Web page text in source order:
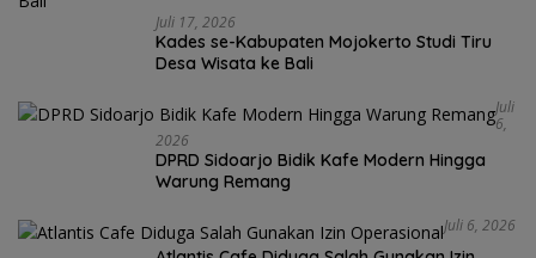
Juli 17, 2026
Kades se-Kabupaten Mojokerto Studi Tiru
Desa Wisata ke Bali
Juli
6,
2026
DPRD Sidoarjo Bidik Kafe Modern Hingga
Warung Remang
Juli 6, 2026